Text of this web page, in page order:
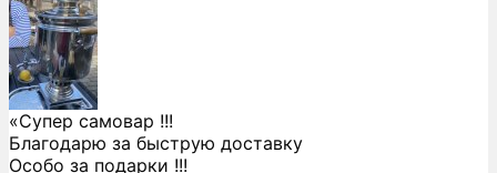
«Супер самовар !!!
Благодарю за быструю доставку
Особо за подарки !!!